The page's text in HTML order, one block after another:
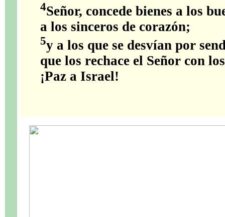
4Señor, concede bienes a los
a los sinceros de corazón;
5y a los que se desvían por
que los rechace el Señor con
¡Paz a Israel!